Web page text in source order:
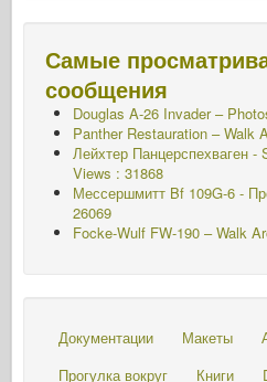
Самые
сообщения
Douglas A-26 Invader –
Panther Restauration – Walk
Лейхтер Панцерспехваген -
Views : 31868
Мессершмитт Bf 109G-6 -
26069
Focke-Wulf FW-190 – Walk
Документации Макеты
Прогулка вокруг
Книги